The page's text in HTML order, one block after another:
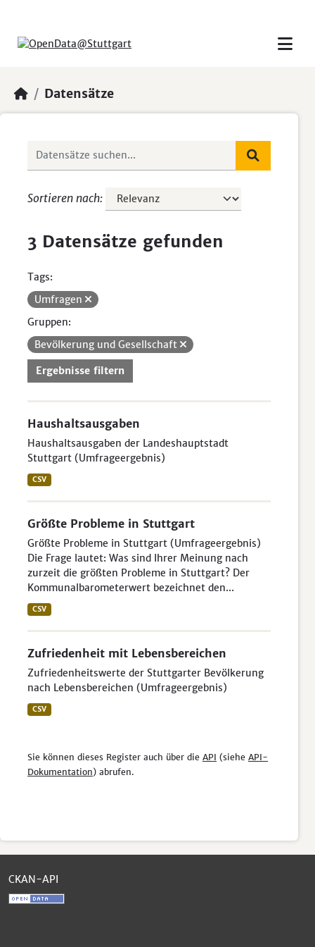
Datensätze
Sortieren nach
3 Datensätze gefunden
Tags:
Umfragen
Gruppen:
Bevölkerung und Gesellschaft
Ergebnisse filtern
Haushaltsausgaben
Haushaltsausgaben der Landeshauptstadt
Stuttgart (Umfrageergebnis)
CSV
Größte Probleme in Stuttgart
Größte Probleme in Stuttgart (Umfrageergebnis)
Die Frage lautet: Was sind Ihrer Meinung nach
zurzeit die größten Probleme in Stuttgart? Der
Kommunalbarometerwert bezeichnet den...
CSV
Zufriedenheit mit Lebensbereichen
Zufriedenheitswerte der Stuttgarter Bevölkerung
nach Lebensbereichen (Umfrageergebnis)
CSV
Sie können dieses Register auch über die API (siehe API-
Dokumentation) abrufen.
CKAN-API